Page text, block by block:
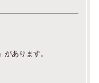
あります。